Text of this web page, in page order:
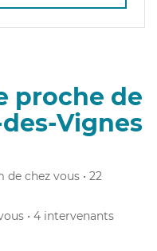
proche de
Vignes
de chez vous • 22
• 4 intervenants